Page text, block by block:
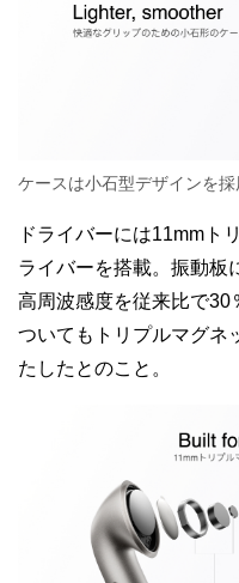
ケースは小石型デザインを採
ドライバーには11mmト
ライバーを搭載。振動板
高周波感度を従来比で30
ついてもトリプルマグネ
たしたとのこと。